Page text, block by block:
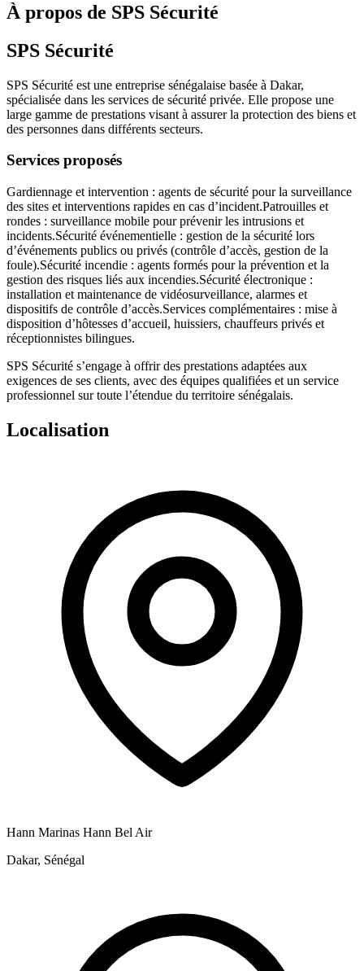
À propos de SPS Sécurité
SPS Sécurité
SPS Sécurité est une entreprise sénégalaise basée à Dakar,
spécialisée dans les services de sécurité privée. Elle propose une
large gamme de prestations visant à assurer la protection des biens et
des personnes dans différents secteurs.
Services proposés
Gardiennage et intervention : agents de sécurité pour la surveillance
des sites et interventions rapides en cas d’incident.Patrouilles et
rondes : surveillance mobile pour prévenir les intrusions et
incidents.Sécurité événementielle : gestion de la sécurité lors
d’événements publics ou privés (contrôle d’accès, gestion de la
foule).Sécurité incendie : agents formés pour la prévention et la
gestion des risques liés aux incendies.Sécurité électronique :
installation et maintenance de vidéosurveillance, alarmes et
dispositifs de contrôle d’accès.Services complémentaires : mise à
disposition d’hôtesses d’accueil, huissiers, chauffeurs privés et
réceptionnistes bilingues.
SPS Sécurité s’engage à offrir des prestations adaptées aux
exigences de ses clients, avec des équipes qualifiées et un service
professionnel sur toute l’étendue du territoire sénégalais.
Localisation
Hann Marinas Hann Bel Air
Dakar, Sénégal